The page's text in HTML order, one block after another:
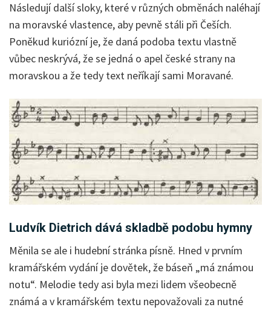
Následují další sloky, které v různých obměnách naléhají
na moravské vlastence, aby pevně stáli při Češích.
Poněkud kuriózní je, že daná podoba textu vlastně
vůbec neskrývá, že se jedná o apel české strany na
moravskou a že tedy text neříkají sami Moravané.
Ludvík Dietrich dává skladbě podobu hymny
Měnila se ale i hudební stránka písně. Hned v prvním
kramářském vydání je dovětek, že báseň „má známou
notu“. Melodie tedy asi byla mezi lidem všeobecně
známá a v kramářském textu nepovažovali za nutné